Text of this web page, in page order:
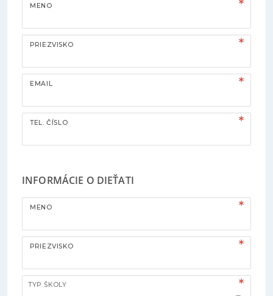
MENO
PRIEZVISKO
EMAIL
TEL. ČÍSLO
INFORMÁCIE O DIEŤATI
MENO
PRIEZVISKO
TYP ŠKOLY